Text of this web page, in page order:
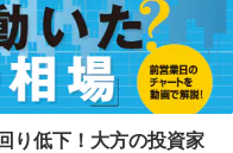
り低下！大方の投資家